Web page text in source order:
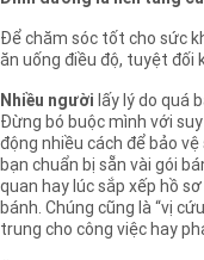
Nhà sáng lập
Ngành bánh
Tin tức & sự kiện
Thông cáo báo
Nhà đầu tư
Thông điệp
Ban điều hành
Báo cáo
Thông tin cổ phần
Các công ty
Liên hệ
Nghề nghiệp
Giới thiệu
Nhu cầu tuyển
Để chăm sóc tốt cho sức
ăn uống điều độ, tuyệt đối
Nhiều người lấy lý do quá
Đừng bó buộc mình với
động nhiều cách để bảo
bạn chuẩn bị sẵn vài gói
quan hay lúc sắp xếp hồ
bánh. Chúng cũng là “vị
trung cho công việc hay